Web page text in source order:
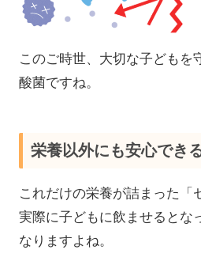
このご時世、大切な子どもを
酸菌ですね。
栄養以外にも安心でき
これだけの栄養が詰まった「
実際に子どもに飲ませるとな
なりますよね。